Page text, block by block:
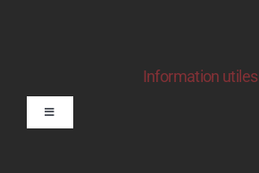
Information utiles
Toggle